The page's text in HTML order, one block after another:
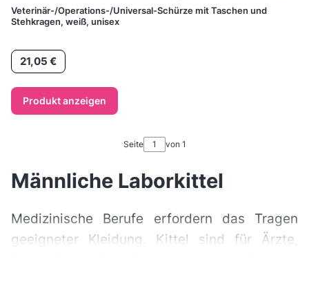
Veterinär-/Operations-/Universal-Schürze mit Taschen und
Stehkragen, weiß, unisex
Preis
21,05 €
Produkt anzeigen
Seite von 1
Männliche Laborkittel
Medizinische Berufe erfordern das Tragen
geeigneter Kleidung. Kittel sind für Ärzte,